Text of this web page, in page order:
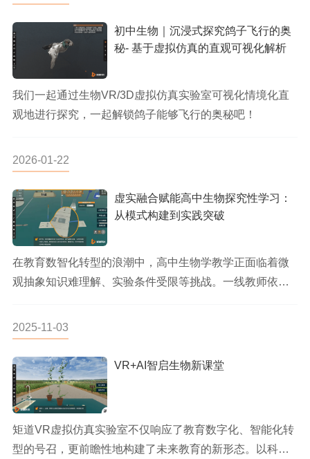
初中生物｜沉浸式探究鸽子飞行的奥
秘- 基于虚拟仿真的直观可视化解析
我们一起通过生物VR/3D虚拟仿真实验室可视化情境化直
观地进行探究，一起解锁鸽子能够飞行的奥秘吧！
2026-01-22
虚实融合赋能高中生物探究性学习：
从模式构建到实践突破
在教育数智化转型的浪潮中，高中生物学教学正面临着微
观抽象知识难理解、实验条件受限等挑战。一线教师依
2025-11-03
VR+AI智启生物新课堂
矩道VR虚拟仿真实验室不仅响应了教育数字化、智能化转
型的号召，更前瞻性地构建了未来教育的新形态。以科技